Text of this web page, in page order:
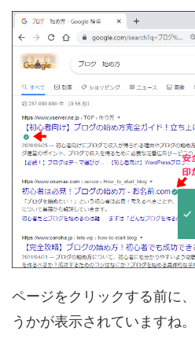
ページをクリックする前に
うかが表示されていますね。